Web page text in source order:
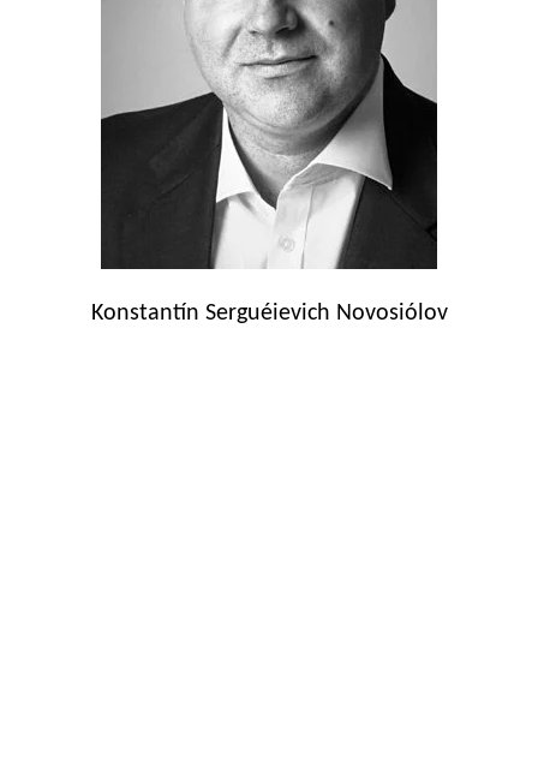
Konstantín Serguéievich Novosiólov